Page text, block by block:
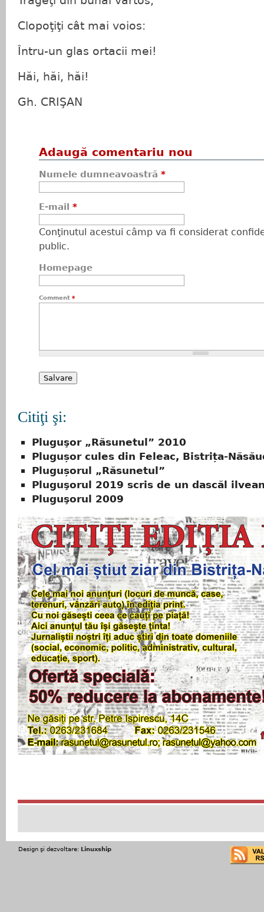
Clopoţiţi cât mai voios:
Întru-un glas ortacii mei!
Hăi, hăi, hăi!
Gh. CRIŞAN
Adaugă comentariu nou
Numele dumneavoastră *
E-mail *
Conţinutul acestui câmp va fi considerat
public.
Homepage
Comment *
Citiţi şi:
Pluguşor „Răsunetul” 2010
Plugușor cules din Feleac, Bistrița-
Plugușorul „Răsunetul”
Pluguşorul 2019 scris de un dascăl
Pluguşorul 2009
Design şi dezvoltare: Linuxship